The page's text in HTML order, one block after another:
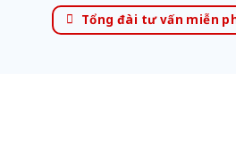
Tổng đài tư vấn miễn